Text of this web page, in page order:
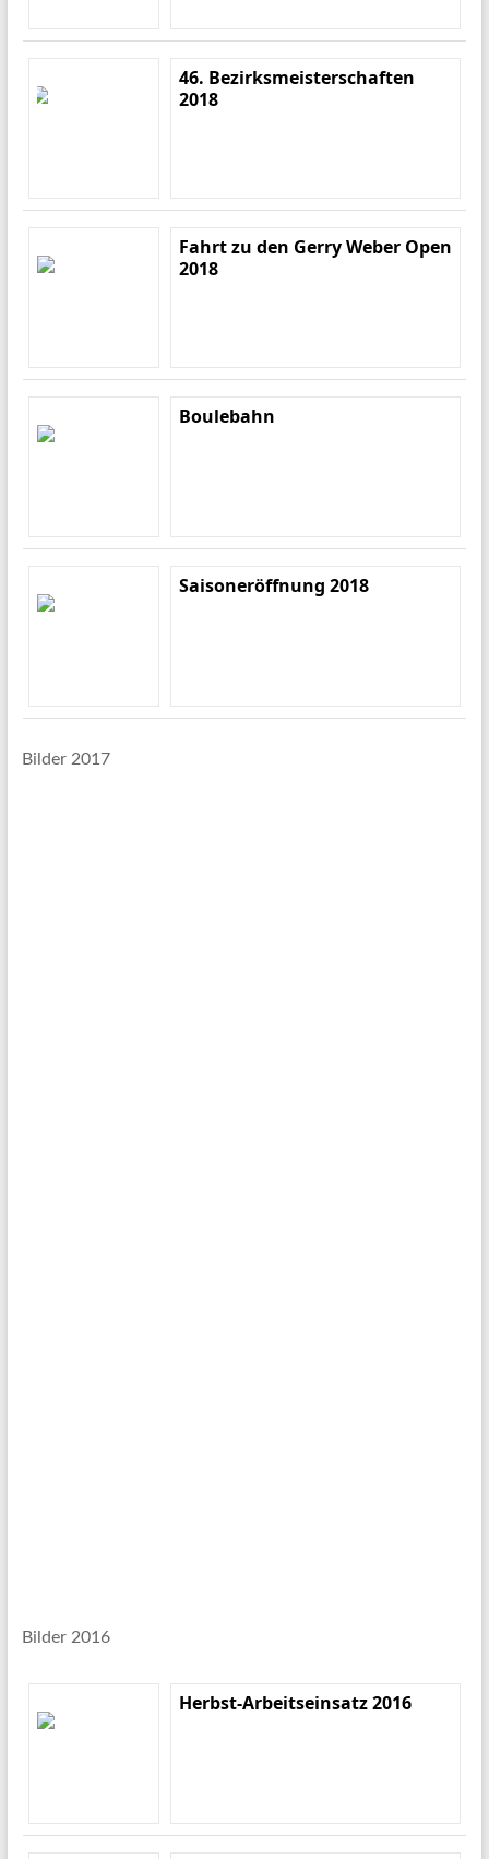
46. Bezirksmeisterschaften
2018
Fahrt zu den Gerry Weber Open
2018
Boulebahn
Saisoneröffnung 2018
Bilder 2017
Bilder 2016
Herbst-Arbeitseinsatz 2016